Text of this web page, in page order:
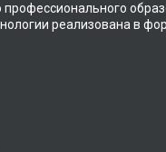
реализована в